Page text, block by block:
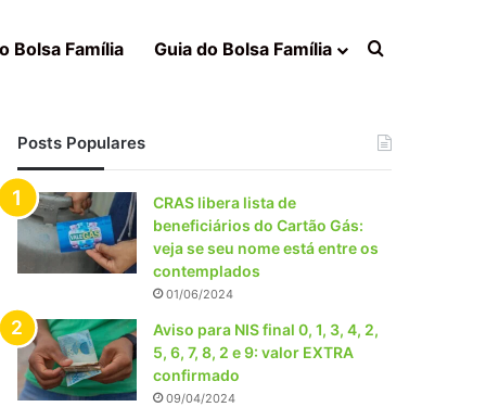
Bolsa Família Guia do Bolsa Família Procurar por
Posts Populares
CRAS libera lista de
beneficiários do Cartão Gás:
veja se seu nome está entre os
contemplados
01/06/2024
Aviso para NIS final 0, 1, 3, 4, 2,
5, 6, 7, 8, 2 e 9: valor EXTRA
confirmado
09/04/2024